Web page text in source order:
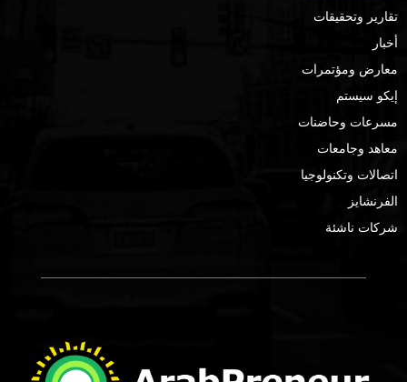
تقارير وتحقيقات
أخبار
معارض ومؤتمرات
إيكو سيستم
مسرعات وحاضنات
معاهد وجامعات
اتصالات وتكنولوجيا
الفرنشايز
شركات ناشئة